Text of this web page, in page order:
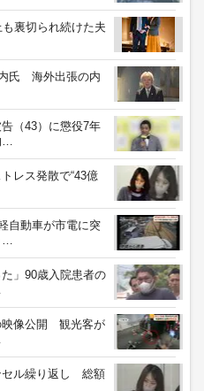
裏切られ続けた夫
氏 海外出張の内
（43）に懲役7年
レス発散で“43億
自動車が市電に突
」90歳入院患者の
映像公開 観光客が
セル繰り返し 総額